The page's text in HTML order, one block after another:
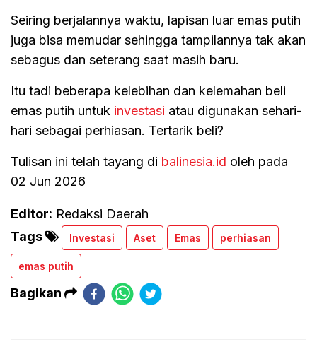
Seiring berjalannya waktu, lapisan luar emas putih
juga bisa memudar sehingga tampilannya tak akan
sebagus dan seterang saat masih baru.
Itu tadi beberapa kelebihan dan kelemahan beli
emas putih untuk investasi atau digunakan sehari-
hari sebagai perhiasan. Tertarik beli?
Tulisan ini telah tayang di balinesia.id oleh pada
02 Jun 2026
Editor: Redaksi Daerah
Tags
Investasi Aset Emas perhiasan
emas putih
Bagikan